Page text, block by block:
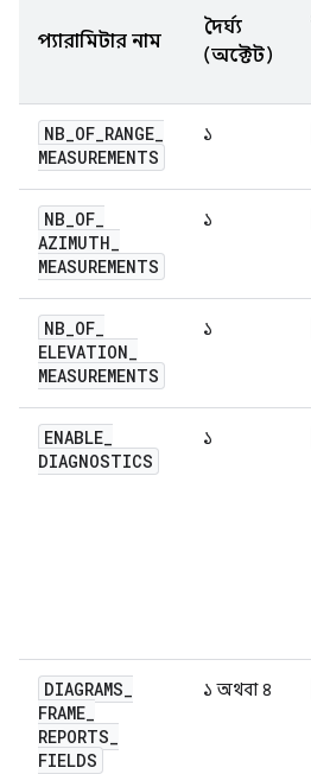
প্যারামিটার নাম
দৈর্ঘ্য
(অক্টেট)
NB_OF_RANGE_
MEASUREMENTS
১
NB_OF_
AZIMUTH_
MEASUREMENTS
১
NB_OF_
ELEVATION_
MEASUREMENTS
১
ENABLE_
DIAGNOSTICS
১
DIAGRAMS_
FRAME_
REPORTS_
FIELDS
১ অথবা ৪